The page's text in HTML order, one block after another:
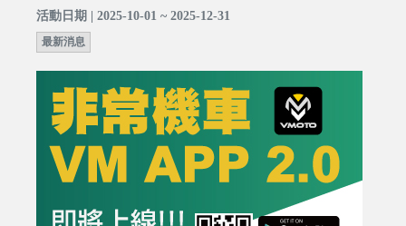
活動日期 | 2025-10-01 ~ 2025-12-31
最新消息